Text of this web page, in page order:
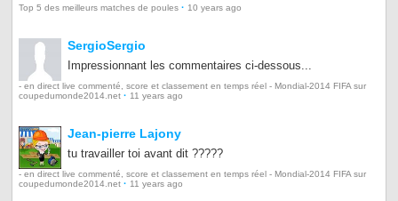
Top 5 des meilleurs matches de poules · 10 years ago
SergioSergio
Impressionnant les commentaires ci-dessous...
- en direct live commenté, score et classement en temps réel - Mondial-2014 FIFA sur
coupedumonde2014.net · 11 years ago
Jean-pierre Lajony
tu travailler toi avant dit ?????
- en direct live commenté, score et classement en temps réel - Mondial-2014 FIFA sur
coupedumonde2014.net · 11 years ago